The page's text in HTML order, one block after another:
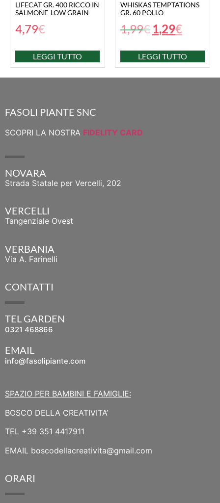
LIFECAT GR. 400 RICCO IN
SALMONE-LOW GRAIN
4,79€
LEGGI TUTTO
WHISKAS TEMPTATIONS
GR. 60 POLLO
1,99€ 1,29€
LEGGI TUTTO
FASOLI PIANTE SNC
SCOPRI LA NOSTRA FIDELITY CARD
NOVARA
Strada Statale per Vercelli, 202
VERCELLI
Tangenziale Ovest
VERBANIA
Via A. Farinelli
CONTATTI
TEL GARDEN
0321 468866
EMAIL
info@fasolipiante.com
SPAZIO PER BAMBINI E FAMIGLIE:
BOSCO DELLA CREATIVITA’
TEL +39 351 4417911
EMAIL boscodellacreativita@gmail.com
ORARI